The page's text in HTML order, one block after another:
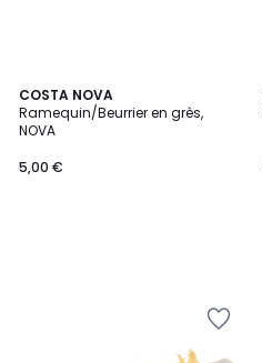
COSTA NOVA
Ramequin/Beurrier en grès,
NOVA
5,00 €